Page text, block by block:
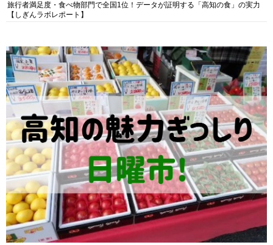
旅行者満足度・食べ物部門で全国1位！データが証明する「高知の食」の実力
【しぎんラボレポート】